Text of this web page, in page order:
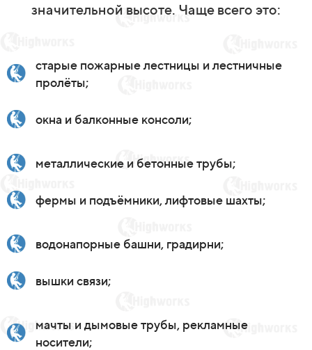
значительной высоте. Чаще всего это:
старые пожарные лестницы и лестничные
пролёты;
окна и балконные консоли;
металлические и бетонные трубы;
фермы и подъёмники, лифтовые шахты;
водонапорные башни, градирни;
вышки связи;
мачты и дымовые трубы, рекламные
носители;